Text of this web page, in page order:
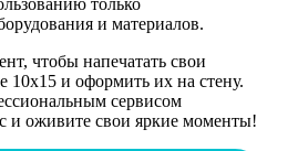
только
и материалов.
чтобы напечатать свои
и оформить их на стену.
сервисом
и оживите свои яркие моменты!